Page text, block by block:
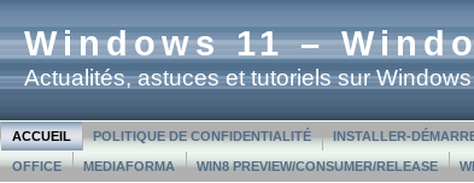
Windows 11 –
Actualités, astuces et tutoriels sur
ACCUEIL POLITIQUE DE CONFIDENTIALITÉ INSTALLER-
OFFICE MEDIAFORMA WIN8 PREVIEW/CONSUMER/RELEASE